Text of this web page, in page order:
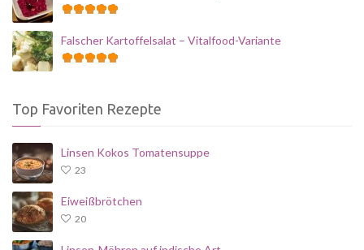
Falscher Kartoffelsalat – Vitalfood-Variante
Top Favoriten Rezepte
Linsen Kokos Tomatensuppe
23
Eiweißbrötchen
20